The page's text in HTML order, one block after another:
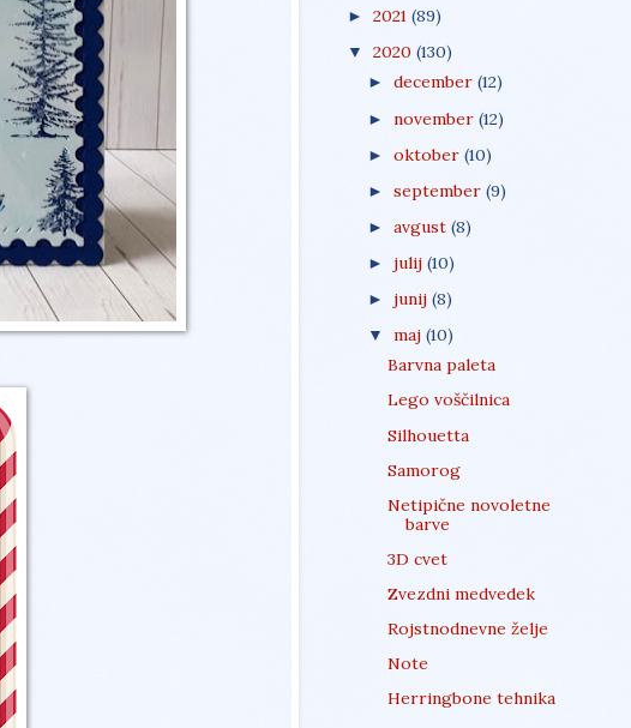
► 2021 (89)
▼ 2020 (130)
► december (12)
► november (12)
► oktober (10)
► september (9)
► avgust (8)
► julij (10)
► junij (8)
▼ maj (10)
Barvna paleta
Lego voščilnica
Silhouetta
Samorog
Netipične novoletne
barve
3D cvet
Zvezdni medvedek
Rojstnodnevne želje
Note
Herringbone tehnika